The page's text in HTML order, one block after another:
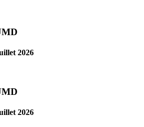
2026
2026